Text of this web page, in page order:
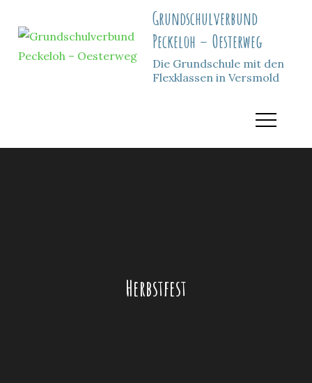
content
Grundschulverbund
Peckeloh – Oesterweg
Die Grundschule mit den
Flexklassen in Versmold
Herbstfest